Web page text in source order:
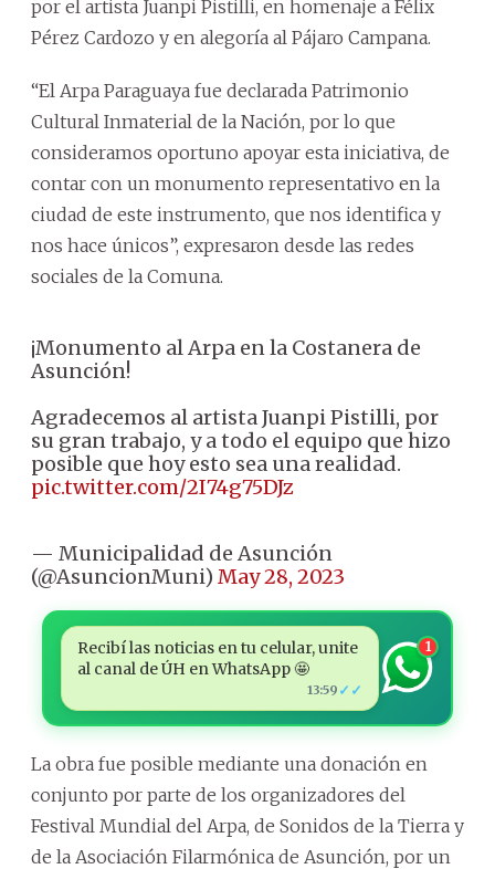
por el artista Juanpi Pistilli, en homenaje a Félix
Pérez Cardozo y en alegoría al Pájaro Campana.
“El Arpa Paraguaya fue declarada Patrimonio
Cultural Inmaterial de la Nación, por lo que
consideramos oportuno apoyar esta iniciativa, de
contar con un monumento representativo en la
ciudad de este instrumento, que nos identifica y
nos hace únicos”, expresaron desde las redes
sociales de la Comuna.
¡Monumento al Arpa en la Costanera de
Asunción!
Agradecemos al artista Juanpi Pistilli, por
su gran trabajo, y a todo el equipo que hizo
posible que hoy esto sea una realidad.
pic.twitter.com/2I74g75DJz
— Municipalidad de Asunción
(@AsuncionMuni) May 28, 2023
Recibí las noticias en tu celular, unite
al canal de ÚH en WhatsApp 🤩
13:59 ✓✓
1
La obra fue posible mediante una donación en
conjunto por parte de los organizadores del
Festival Mundial del Arpa, de Sonidos de la Tierra y
de la Asociación Filarmónica de Asunción, por un